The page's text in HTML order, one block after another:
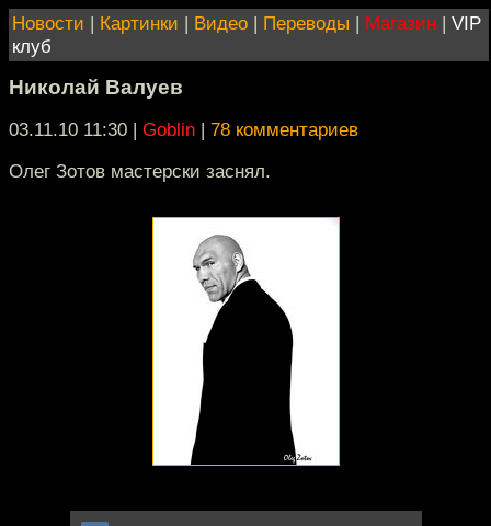
Новости | Картинки | Видео | Переводы | Магазин | VIP
клуб
Николай Валуев
03.11.10 11:30 | Goblin | 78 комментариев
Олег Зотов мастерски заснял.